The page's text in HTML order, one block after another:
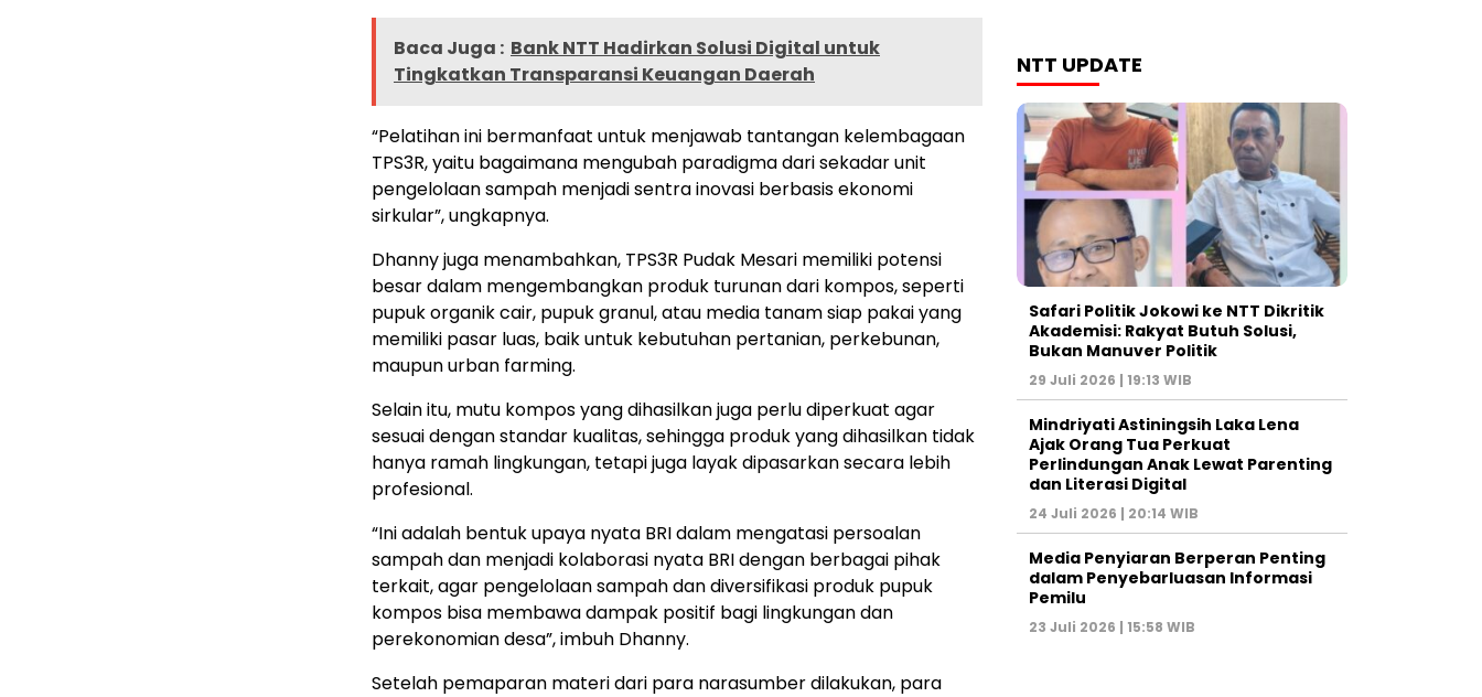
Baca Juga : Bank NTT Hadirkan Solusi Digital untuk
Tingkatkan Transparansi Keuangan Daerah
“Pelatihan ini bermanfaat untuk menjawab tantangan kelembagaan
TPS3R, yaitu bagaimana mengubah paradigma dari sekadar unit
pengelolaan sampah menjadi sentra inovasi berbasis ekonomi
sirkular”, ungkapnya.
Dhanny juga menambahkan, TPS3R Pudak Mesari memiliki potensi
besar dalam mengembangkan produk turunan dari kompos, seperti
pupuk organik cair, pupuk granul, atau media tanam siap pakai yang
memiliki pasar luas, baik untuk kebutuhan pertanian, perkebunan,
maupun urban farming.
Selain itu, mutu kompos yang dihasilkan juga perlu diperkuat agar
sesuai dengan standar kualitas, sehingga produk yang dihasilkan tidak
hanya ramah lingkungan, tetapi juga layak dipasarkan secara lebih
profesional.
“Ini adalah bentuk upaya nyata BRI dalam mengatasi persoalan
sampah dan menjadi kolaborasi nyata BRI dengan berbagai pihak
terkait, agar pengelolaan sampah dan diversifikasi produk pupuk
kompos bisa membawa dampak positif bagi lingkungan dan
perekonomian desa”, imbuh Dhanny.
Setelah pemaparan materi dari para narasumber dilakukan, para
NTT UPDATE
Safari Politik Jokowi ke NTT Dikritik
Akademisi: Rakyat Butuh Solusi,
Bukan Manuver Politik
29 Juli 2026 | 19:13 WIB
Mindriyati Astiningsih Laka Lena
Ajak Orang Tua Perkuat
Perlindungan Anak Lewat Parenting
dan Literasi Digital
24 Juli 2026 | 20:14 WIB
Media Penyiaran Berperan Penting
dalam Penyebarluasan Informasi
Pemilu
23 Juli 2026 | 15:58 WIB